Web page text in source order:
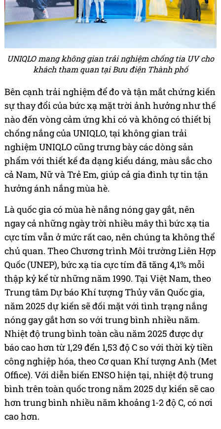
UNIQLO mang không gian trải nghiệm chống tia UV cho
khách tham quan tại Bưu điện Thành phố
Bên cạnh trải nghiệm để đo và tận mắt chứng kiến
sự thay đổi của bức xạ mặt trời ảnh hưởng như thế
nào đến vòng cảm ứng khi có và không có thiết bị
chống nắng của UNIQLO, tại không gian trải
nghiệm UNIQLO cũng trưng bày các dòng sản
phẩm với thiết kế đa dạng kiểu dáng, màu sắc cho
cả Nam, Nữ và Trẻ Em, giúp cả gia đình tự tin tận
hưởng ánh nắng mùa hè.
Là quốc gia có mùa hè nắng nóng gay gắt, nên
ngay cả những ngày trời nhiều mây thì bức xạ tia
cực tím vẫn ở mức rất cao, nên chúng ta không thể
chủ quan. Theo Chương trình Môi trường Liên Hợp
Quốc (UNEP), bức xạ tia cực tím đã tăng 4,1% mỗi
thập kỷ kể từ những năm 1990. Tại Việt Nam, theo
Trung tâm Dự báo Khí tượng Thủy văn Quốc gia,
năm 2025 dự kiến sẽ đối mặt với tình trạng nắng
nóng gay gắt hơn so với trung bình nhiều năm.
Nhiệt độ trung bình toàn cầu năm 2025 được dự
báo cao hơn từ 1,29 đến 1,53 độ C so với thời kỳ tiền
công nghiệp hóa, theo Cơ quan Khí tượng Anh (Met
Office). Với diễn biến ENSO hiện tại, nhiệt độ trung
bình trên toàn quốc trong năm 2025 dự kiến sẽ cao
hơn trung bình nhiều năm khoảng 1-2 độ C, có nơi
cao hơn.